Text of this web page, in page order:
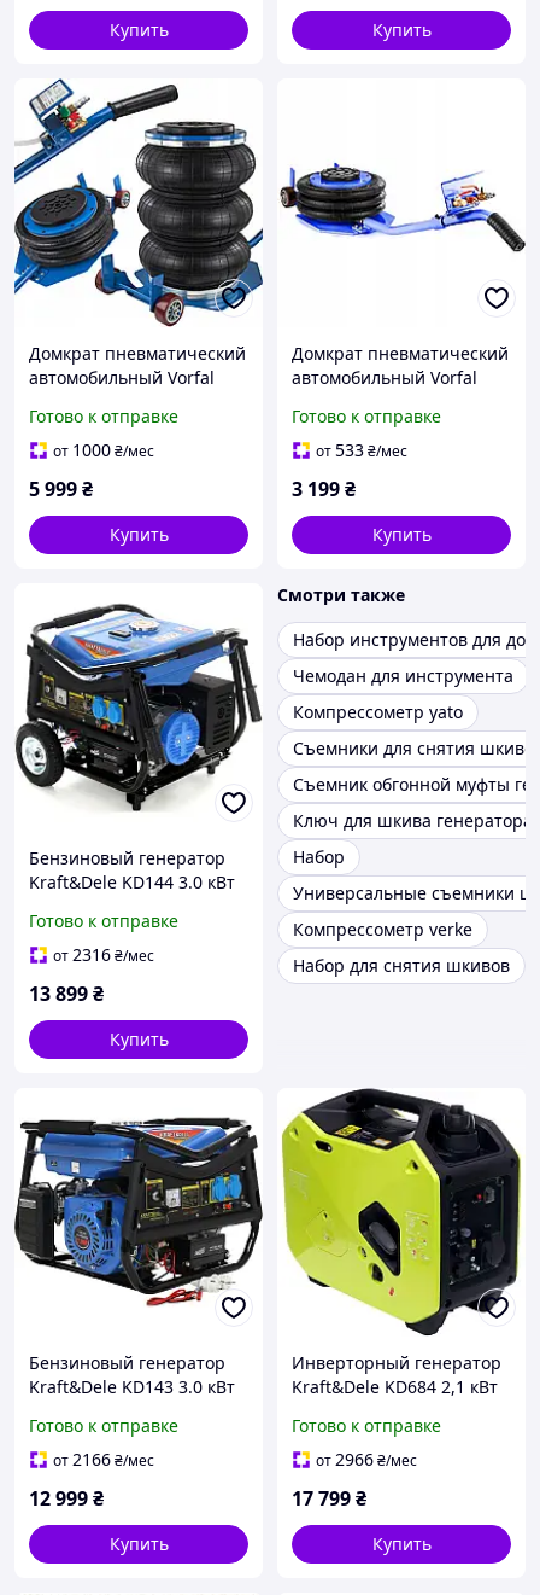
Купить Купить
Домкрат пневматический
автомобильный Vorfal
430 мм, с
телескопической
Готово к отправке
от 1000₴/мес
5 999₴
Купить
Домкрат пневматический
автомобильный Vorfal
резиновая накладка
Готово к отправке
от533₴/мес
3 199₴
Купить
Бензиновый генератор
Kraft&Dele KD144 3.0 кВт
электростартер, колеса
Готово к отправке
от2316₴/мес
13 899₴
Купить
Смотри также
Набор инструментов для
Чемодан для инструмента
Компрессометр yato
Съемники для снятия
Съемник обгонной муфты
Ключ для шкива генератора
Набор
Универсальные съемники
Компрессометр verke
Набор для снятия шкивов
Бензиновый генератор
Kraft&Dele KD143 3.0 кВт
электростартер
Готово к отправке
от2166₴/мес
12 999₴
Купить
Инверторный генератор
Kraft&Dele KD684 2,1 кВт
чистая синусоида, USB,
12В
Готово к отправке
от2966₴/мес
17 799₴
Купить